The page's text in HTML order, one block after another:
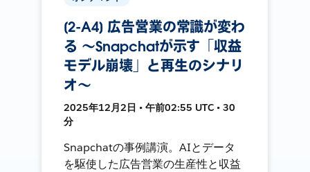
[2-A4] 広告営業の常識が変わ
る 〜Snapchatが示す「収益
モデル崩壊」と再生のシナリ
オ〜
2025年12月2日 • 午前02:55 UTC • 30
分
Snapchatの事例講演。AIとデータ
を駆使した広告営業の生産性と収益